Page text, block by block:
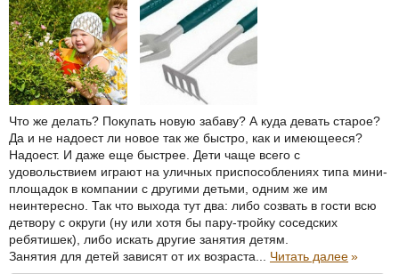
Что же делать? Покупать новую забаву? А куда девать старое?
Да и не надоест ли новое так же быстро, как и имеющееся?
Надоест. И даже еще быстрее. Дети чаще всего с
удовольствием играют на уличных приспособлениях типа мини-
площадок в компании с другими детьми, одним же им
неинтересно. Так что выхода тут два: либо созвать в гости всю
детвору с округи (ну или хотя бы пару-тройку соседских
ребятишек), либо искать другие занятия детям.
Занятия для детей зависят от их возраста... Читать далее»